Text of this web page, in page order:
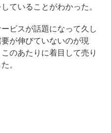
ていることがわかった。
ビスが話題になって久し
が伸びていないのが現
のあたりに着目して売り
。